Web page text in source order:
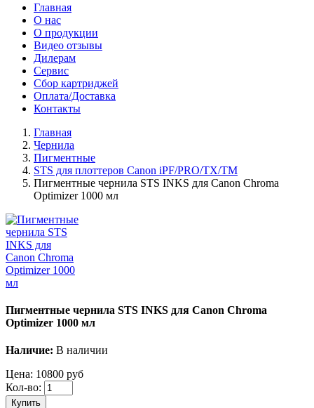
Главная
О нас
О продукции
Видео отзывы
Дилерам
Сервис
Сбор картриджей
Оплата/Доставка
Контакты
Главная
Чернила
Пигментные
STS для плоттеров Canon iPF/PRO/TX/ТМ
Пигментные чернила STS INKS для Canon Chroma
Optimizer 1000 мл
Пигментные чернила STS INKS для Canon Chroma
Optimizer 1000 мл
Наличие: В наличии
Цена: 10800 руб
Кол-во:
Купить